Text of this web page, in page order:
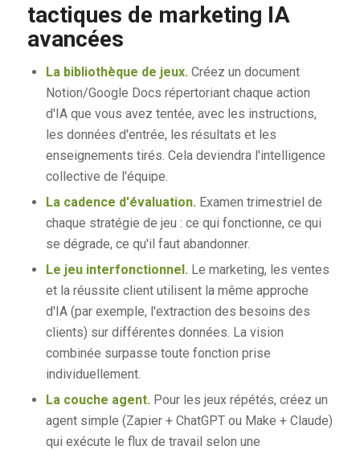
tactiques de marketing IA
avancées
La bibliothèque de jeux.Créez un document
Notion/Google Docs répertoriant chaque action
d'IA que vous avez tentée, avec les instructions,
les données d'entrée, les résultats et les
enseignements tirés. Cela deviendra l'intelligence
collective de l'équipe.
La cadence d'évaluation.Examen trimestriel de
chaque stratégie de jeu : ce qui fonctionne, ce qui
se dégrade, ce qu'il faut abandonner.
Le jeu interfonctionnel.Le marketing, les ventes
et la réussite client utilisent la même approche
d'IA (par exemple, l'extraction des besoins des
clients) sur différentes données. La vision
combinée surpasse toute fonction prise
individuellement.
La couche agent.Pour les jeux répétés, créez un
agent simple (Zapier + ChatGPT ou Make + Claude)
qui exécute le flux de travail selon une